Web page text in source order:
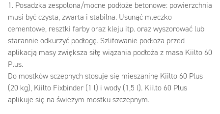
1. Posadzka zespolona/mocne podłoże betonowe: powierzchnia
musi być czysta, zwarta i stabilna. Usunąć mleczko
cementowe, resztki farby oraz kleju itp. oraz wyszorować lub
starannie odkurzyć podłogę. Szlifowanie podłoża przed
aplikacją masy zwiększa siłę wiązania podłoża z masa Kiilto 60
Plus.
Do mostków sczepnych stosuje się mieszaninę Kiilto 60 Plus
(20 kg), Kiilto Fixbinder (1 l) i wody (1,5 l). Kiilto 60 Plus
aplikuje się na świeżym mostku szczepnym.